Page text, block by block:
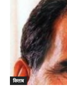
किताब